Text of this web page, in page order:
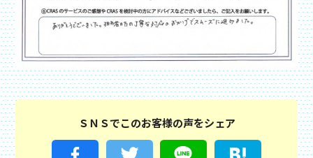
ＳＮＳでこのお客様の声をシェア